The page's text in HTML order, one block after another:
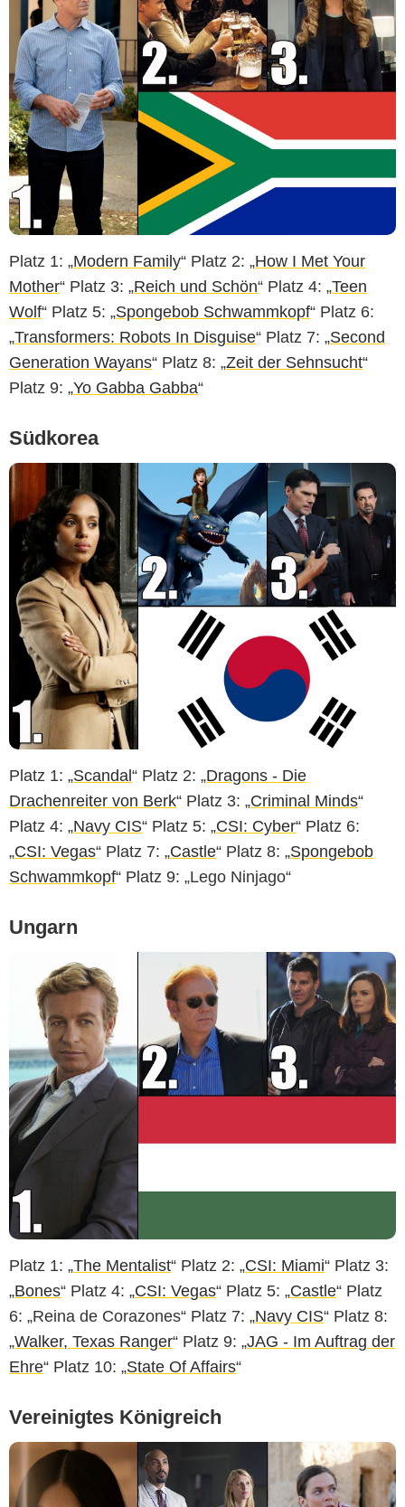
Platz 1: „Modern Family“ Platz 2: „How I Met Your
Mother“ Platz 3: „Reich und Schön“ Platz 4: „Teen
Wolf“ Platz 5: „Spongebob Schwammkopf“ Platz 6:
„Transformers: Robots In Disguise“ Platz 7: „Second
Generation Wayans“ Platz 8: „Zeit der Sehnsucht“
Platz 9: „Yo Gabba Gabba“
Südkorea
Platz 1: „Scandal “ Platz 2: „Dragons - Die
Drachenreiter von Berk“ Platz 3: „Criminal Minds“
Platz 4: „Navy CIS“ Platz 5: „CSI: Cyber“ Platz 6:
„CSI: Vegas“ Platz 7: „Castle“ Platz 8: „Spongebob
Schwammkopf“ Platz 9: „Lego Ninjago“
Ungarn
Platz 1: „The Mentalist“ Platz 2: „CSI: Miami“ Platz 3:
„Bones“ Platz 4: „CSI: Vegas“ Platz 5: „Castle“ Platz
6: „Reina de Corazones“ Platz 7: „Navy CIS“ Platz 8:
„Walker, Texas Ranger“ Platz 9: „JAG - Im Auftrag der
Ehre“ Platz 10: „State Of Affairs“
Vereinigtes Königreich